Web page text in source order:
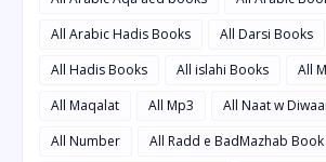
All Arabic Hadis Books
All Darsi Books
All Hadis Books
All islahi Books
All
All Maqalat
All Mp3
All Naat w
All Number
All Radd e BadMazhab Book